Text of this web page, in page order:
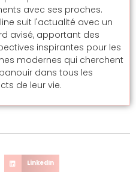
avec ses proches.
suit l'actualité avec un
avisé, apportant des
inspirantes pour les
modernes qui cherchent
dans tous les
de leur vie.
LinkedIn